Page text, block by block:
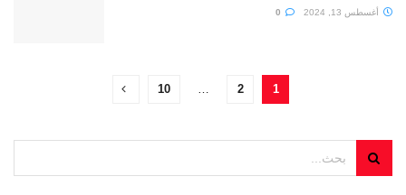
أغسطس 13, 2024
1
2
…
10